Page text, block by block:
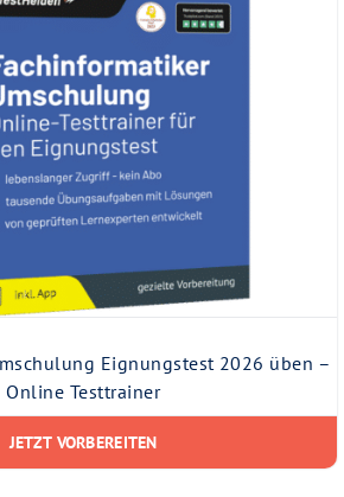
Eignungstest 2026 üben –
Online Testtrainer
JETZT VORBEREITEN